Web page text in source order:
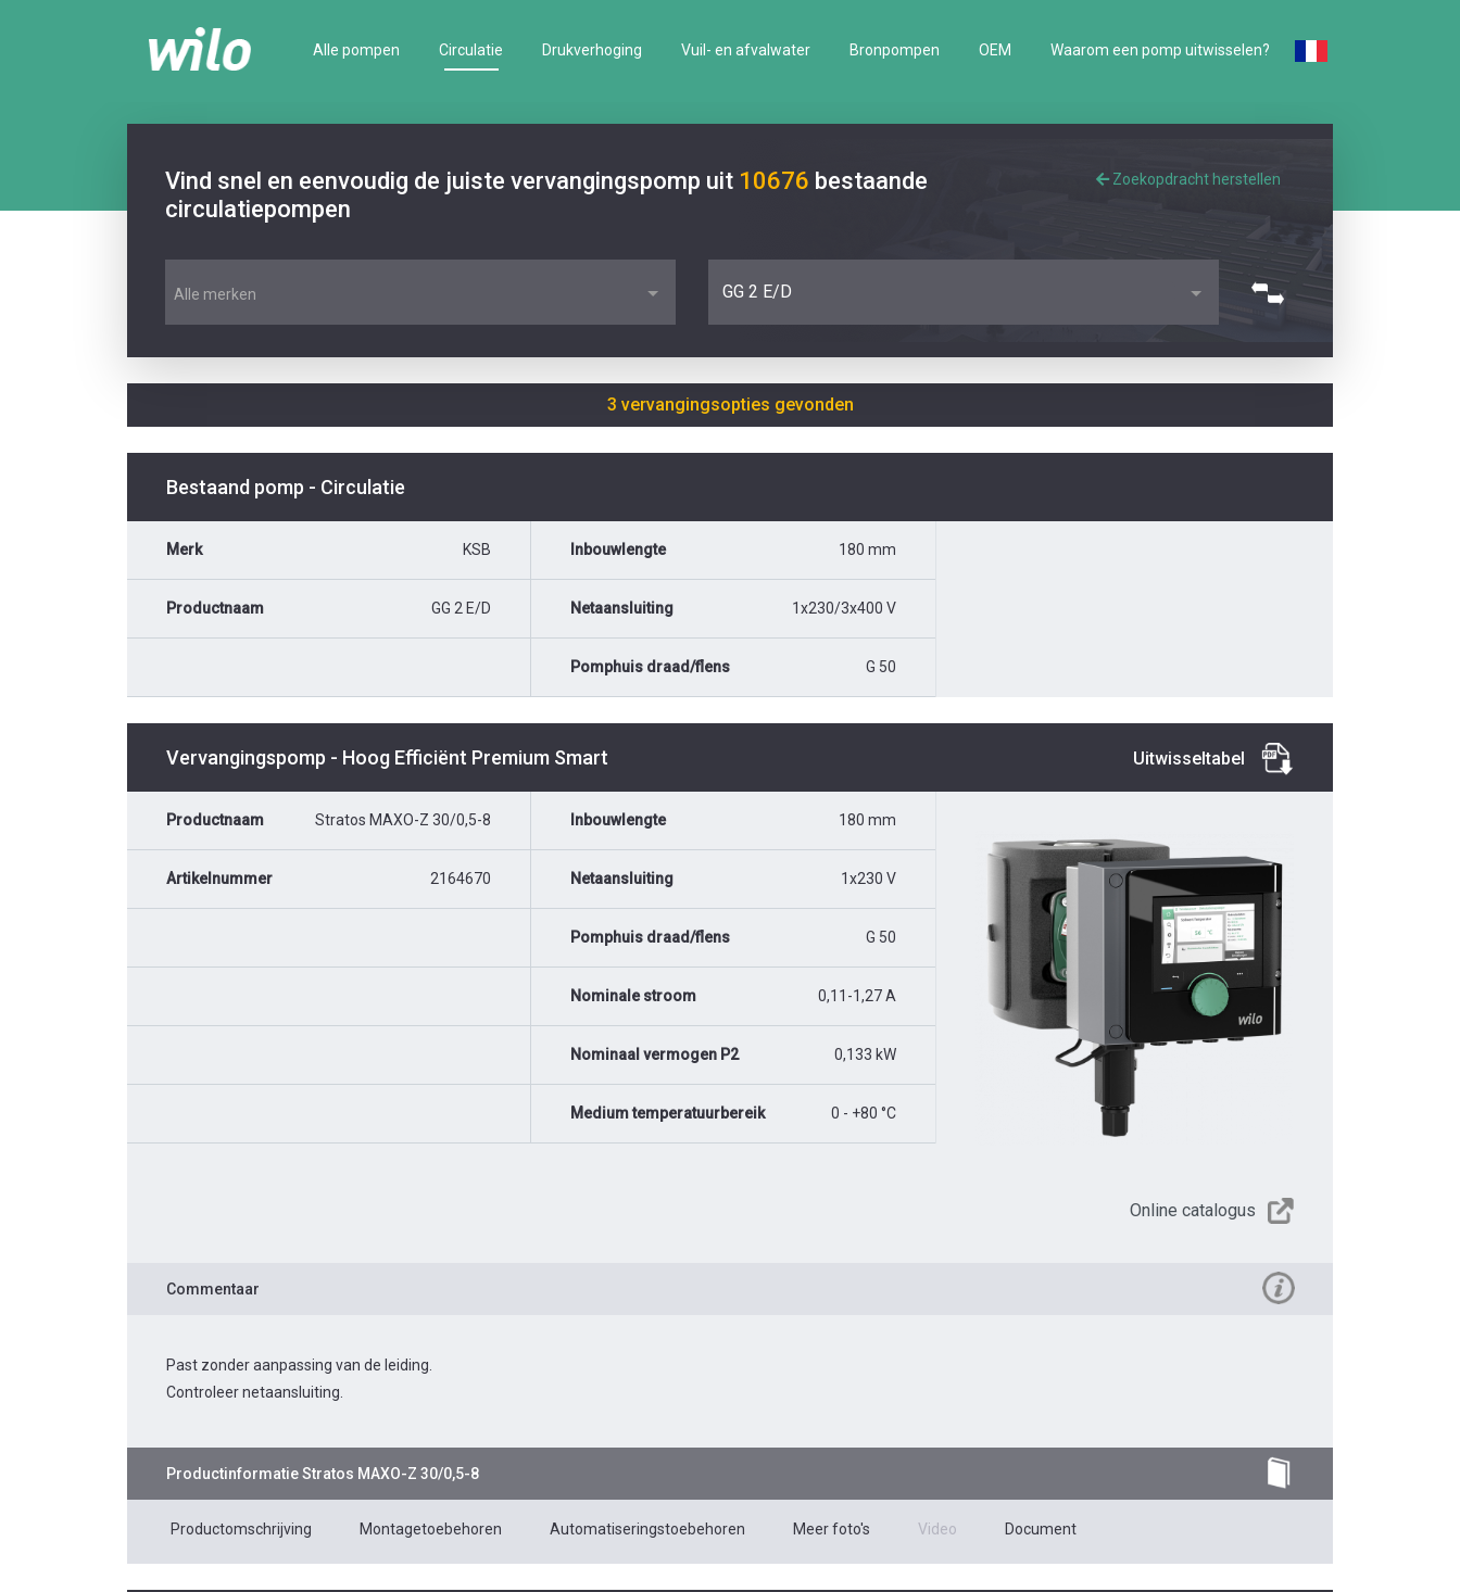
Alle pompen Circulatie Drukverhoging Vuil- en afvalwater Bronpompen OEM Waarom een pomp uitwisselen?
Vind snel en eenvoudig de juiste vervangingspomp uit 10676 bestaande
circulatiepompen
Zoekopdracht herstellen
Alle merken GG 2 E/D
3 vervangingsopties gevonden
Bestaand pomp - Circulatie
Merk KSB
Productnaam GG 2 E/D
Inbouwlengte 180 mm
Netaansluiting 1x230/3x400 V
Pomphuis draad/flens G 50
Vervangingspomp - Hoog Efficiënt Premium Smart Uitwisseltabel
Productnaam Stratos MAXO-Z 30/0,5-8
Artikelnummer 2164670
Inbouwlengte 180 mm
Netaansluiting 1x230 V
Pomphuis draad/flens G 50
Nominale stroom 0,11-1,27 A
Nominaal vermogen P2 0,133 kW
Medium temperatuurbereik 0 - +80 °C
Online catalogus
Commentaar
Past zonder aanpassing van de leiding.
Controleer netaansluiting.
ProductinformatieStratos MAXO-Z 30/0,5-8
Productomschrijving Montagetoebehoren Automatiseringstoebehoren Meer foto's Video Document